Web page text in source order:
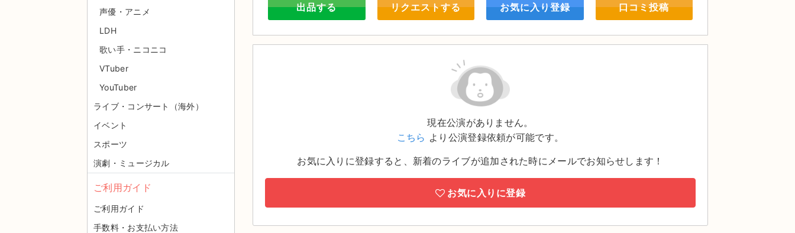
出品する リクエストする お気に入り登録 口コミ投稿
現在公演がありません。
こちら より公演登録依頼が可能です。
お気に入りに登録すると、新着のライブが追加された時にメールでお知らせします！
お気に入りに登録
声優・アニメ
LDH
歌い手・ニコニコ
VTuber
YouTuber
ライブ・コンサート（海外）
イベント
スポーツ
演劇・ミュージカル
ご利用ガイド
ご利用ガイド
手数料・お支払い方法